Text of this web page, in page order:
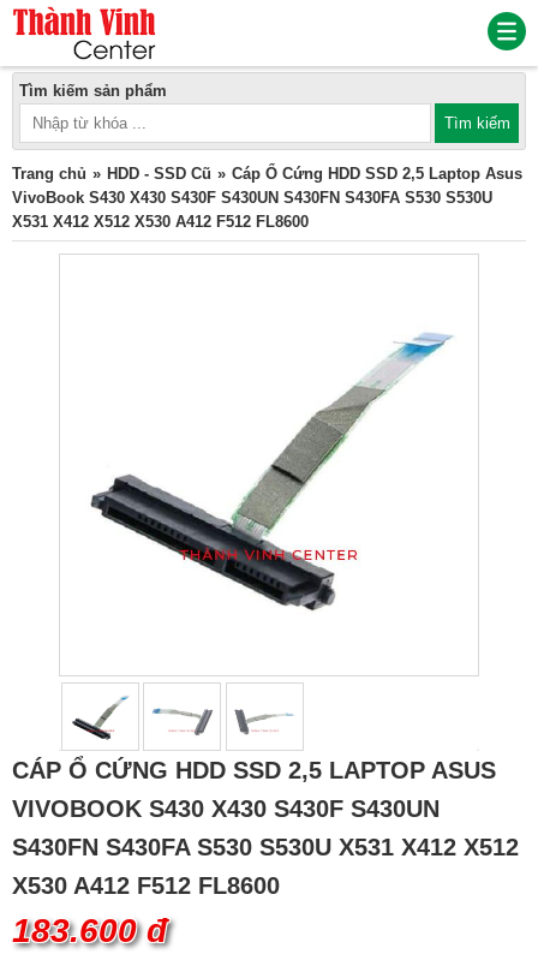
Tìm kiếm sản phẩm
Trang chủ HDD - SSD Cũ
Cáp Ổ Cứng HDD SSD 2,5 Laptop Asus
VivoBook S430 X430 S430F S430UN S430FN S430FA S530 S530U
X531 X412 X512 X530 A412 F512 FL8600
CÁP Ổ CỨNG HDD SSD 2,5 LAPTOP ASUS
VIVOBOOK S430 X430 S430F S430UN
S430FN S430FA S530 S530U X531 X412 X512
X530 A412 F512 FL8600
183.600 đ